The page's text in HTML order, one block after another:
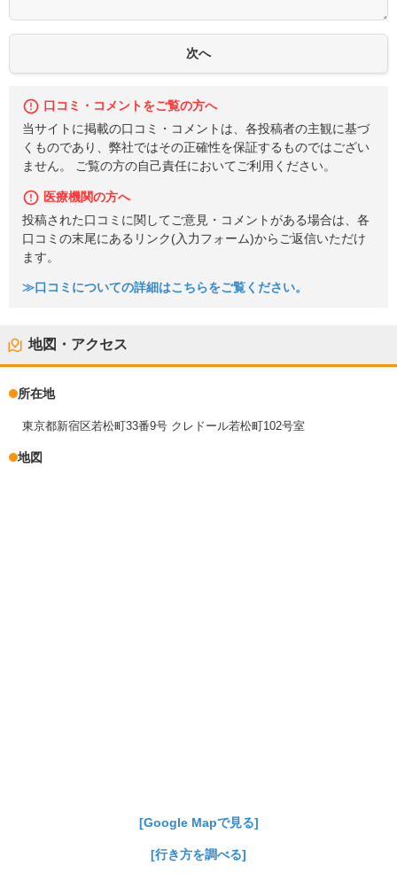
口コミ・コメントをご覧の方へ
当サイトに掲載の口コミ・コメントは、各投稿者の主観に基づ
くものであり、弊社ではその正確性を保証するものではござい
ません。 ご覧の方の自己責任においてご利用ください。
医療機関の方へ
投稿された口コミに関してご意見・コメントがある場合は、各
口コミの末尾にあるリンク(入力フォーム)からご返信いただけ
ます。
≫口コミについての詳細はこちらをご覧ください。
地図・アクセス
所在地
東京都新宿区若松町33番9号 クレドール若松町102号室
地図
[Google Mapで見る]
[行き方を調べる]